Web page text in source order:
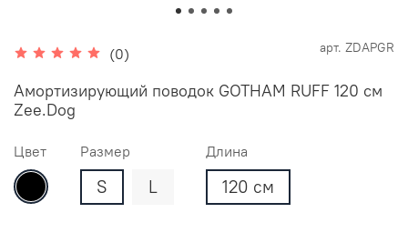
(0) арт. ZDAPGR
Амортизирующий поводок GOTHAM RUFF 120 см
Zee.Dog
Цвет Размер
S L
Длина
120 см